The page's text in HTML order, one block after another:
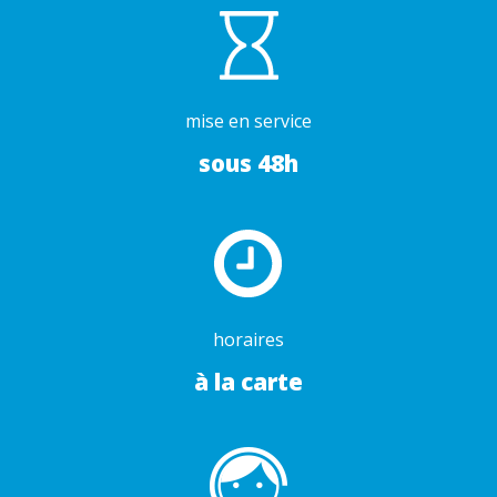
mise en service
sous 48h
horaires
à la carte